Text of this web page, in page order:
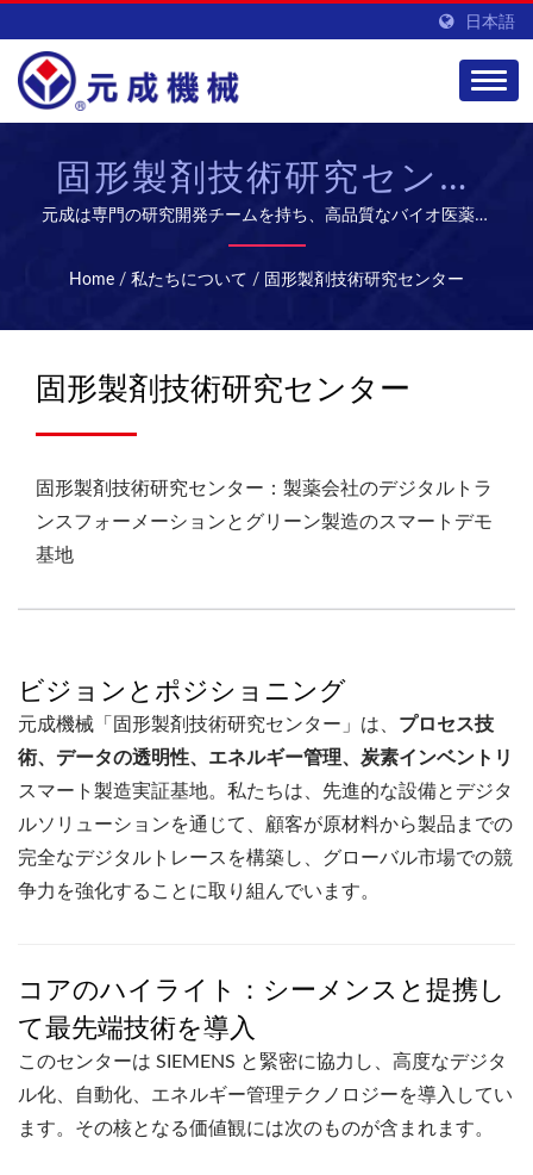
日本語
固形製剤技術研究センタ
ー
元成は専門の研究開発チームを持ち、高品質なバイオ医薬品
設備とサービスを提供し、グローバル市場を開拓していま
す。
Home / 私たちについて / 固形製剤技術研究センター
固形製剤技術研究センター
固形製剤技術研究センター：製薬会社のデジタルトラ
ンスフォーメーションとグリーン製造のスマートデモ
基地
ビジョンとポジショニング
元成機械「固形製剤技術研究センター」は、 プロセス技
術、データの透明性、エネルギー管理、炭素インベントリ
スマート製造実証基地。私たちは、先進的な設備とデジタ
ルソリューションを通じて、顧客が原材料から製品までの
完全なデジタルトレースを構築し、グローバル市場での競
争力を強化することに取り組んでいます。
コアのハイライト：シーメンスと提携し
て最先端技術を導入
このセンターは SIEMENS と緊密に協力し、高度なデジタ
ル化、自動化、エネルギー管理テクノロジーを導入してい
ます。その核となる価値観には次のものが含まれます。